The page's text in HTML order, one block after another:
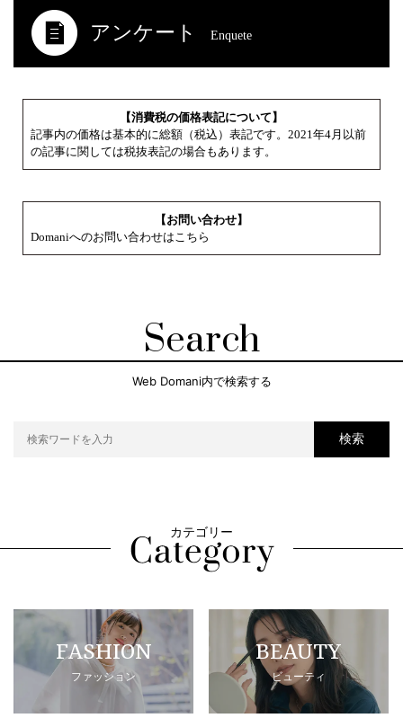
アンケート Enquete
【消費税の価格表記について】
記事内の価格は基本的に総額（税込）表記です。2021年4月以前
の記事に関しては税抜表記の場合もあります。
【お問い合わせ】
Domaniへのお問い合わせはこちら
Search
Web Domani内で検索する
検索
カテゴリー
FASHION
ファッション
BEAUTY
ビューティ